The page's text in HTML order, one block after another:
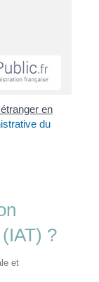
en
du
?
et